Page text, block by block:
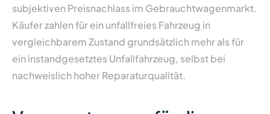
subjektiven Preisnachlass im Gebrauchtwagenmarkt.
Käufer zahlen für ein unfallfreies Fahrzeug in
vergleichbarem Zustand grundsätzlich mehr als für
ein instandgesetztes Unfallfahrzeug, selbst bei
nachweislich hoher Reparaturqualität.